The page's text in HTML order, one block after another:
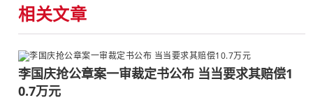
相关文章
李国庆抢公章案一审裁定书公布 当当要求其赔偿1
0.7万元